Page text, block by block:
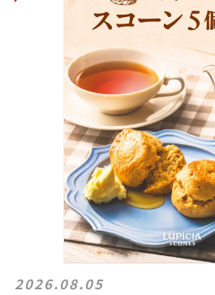
2026.08.05